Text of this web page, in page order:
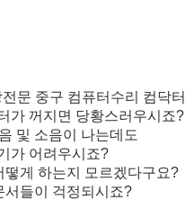
문 중구 컴퓨터수리 컴닥
가 꺼지면 당황스러우시죠?
및 소음이 나는데도
가 어려우시죠?
게 하는지 모르겠다구요?
서들이 걱정되시죠?